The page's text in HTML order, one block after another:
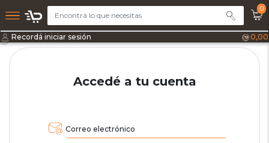
0
Recordá iniciar sesión 0,00
Accedé a tu cuenta
Correo electrónico